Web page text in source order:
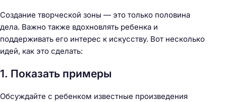
Создание творческой зоны — это только половина
дела. Важно также вдохновлять ребенка и
поддерживать его интерес к искусству. Вот несколько
идей, как это сделать:
1. Показать примеры
Обсуждайте с ребенком известные произведения